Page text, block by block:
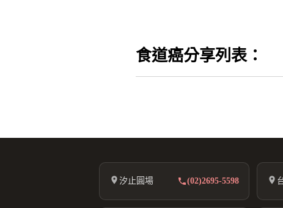
食道癌分享列表：
汐止圓場 (02)2695-5598